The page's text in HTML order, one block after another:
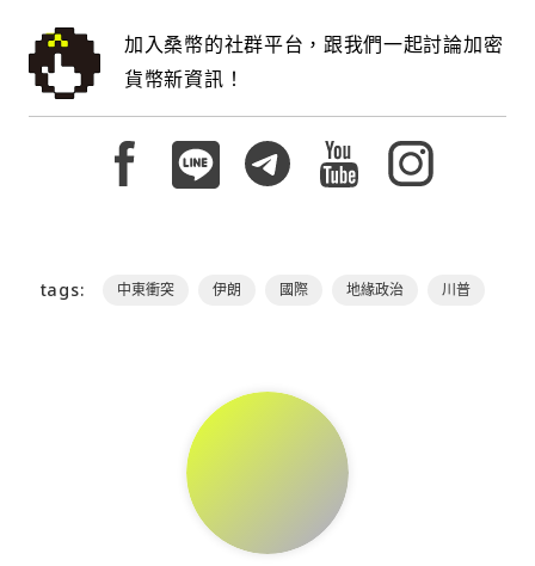
加入桑幣的社群平台，跟我們一起討論加密
貨幣新資訊！
tags: 中東衝突 伊朗 國際 地緣政治 川普